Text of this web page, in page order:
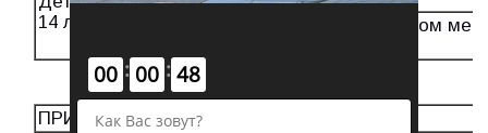
14 лет
Ребенок на основном
ПРИМЕЧАНИЕ: Комментарии
00 : 00 : 48